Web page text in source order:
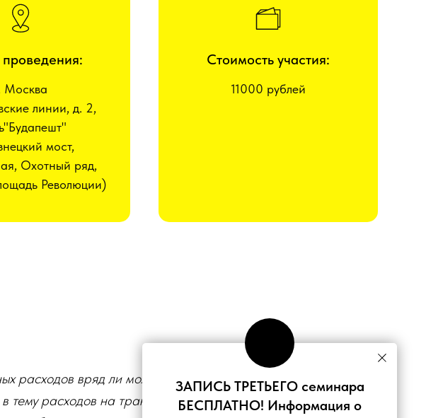
ЗАПИСЬ ТРЕТЬЕГО семинара
БЕСПЛАТНО! Информация о
Москва
линии, д. 2,
мост,
Охотный ряд,
Революции)
Стоимость участия:
11000 рублей
расходов вряд ли можно обойтись: они нужны и в
тему расходов на транспорт: мы разберем основные